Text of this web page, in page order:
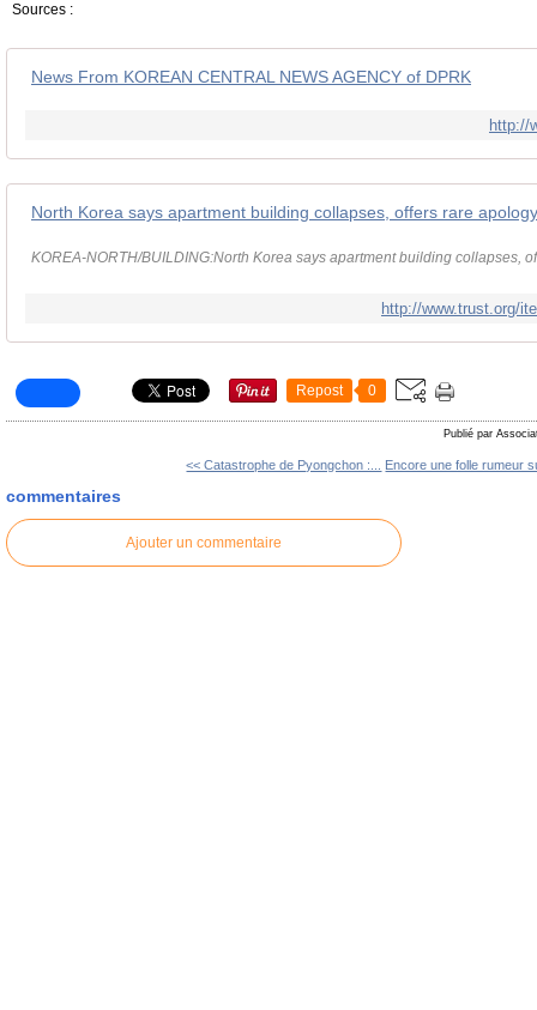
Sources :
News From KOREAN CENTRAL NEWS AGENCY of DPRK
http://
North Korea says apartment building collapses, offers rare apology
KOREA-NORTH/BUILDING:North Korea says apartment building collapses,
http://www.trust.org/
Repost 0
Publié par
<< Catastrophe de Pyongchon :... Encore une folle rumeur
commentaires
Ajouter un commentaire